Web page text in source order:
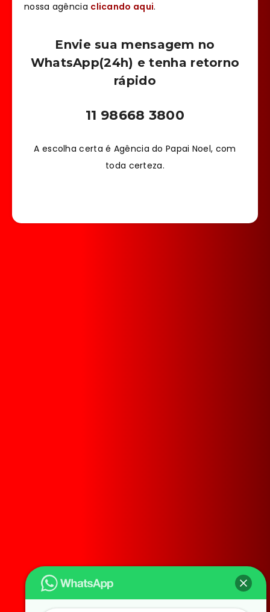
nossa agência clicando aqui.
Envie sua mensagem no
WhatsApp(24h) e tenha retorno
rápido
11 98668 3800
A escolha certa é Agência do Papai Noel, com
toda certeza.